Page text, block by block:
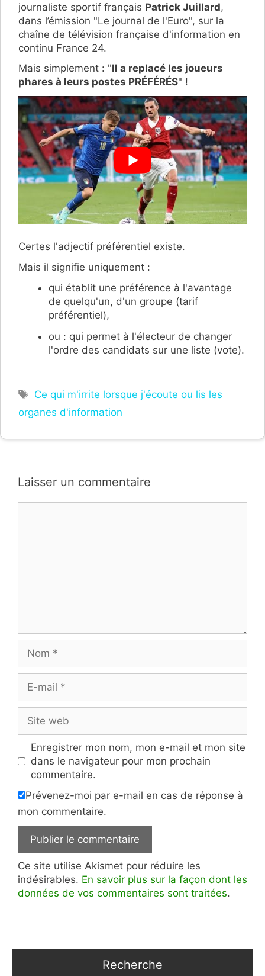
journaliste sportif français Patrick Juillard,
dans l’émission "Le journal de l'Euro", sur la
chaîne de télévision française d'information en
continu France 24.
Mais simplement : "Il a replacé les joueurs
phares à leurs postes PRÉFÉRÉS" !
Certes l'adjectif préférentiel existe.
Mais il signifie uniquement :
qui établit une préférence à l'​avantage
de quelqu'un, d'un groupe (tarif
préférentiel),
ou : qui permet à l'électeur de changer
l'ordre des candidats sur une liste (vote).
Étiquettes
Ce qui m'irrite lorsque j'écoute ou lis les
organes d'information
Laisser un commentaire
mail
web
Enregistrer mon nom, mon e-mail et mon site
dans le navigateur pour mon prochain
commentaire.
Prévenez-moi par e-mail en cas de réponse à
mon commentaire.
Ce site utilise Akismet pour réduire les
indésirables. En savoir plus sur la façon dont les
données de vos commentaires sont traitées.
Recherche